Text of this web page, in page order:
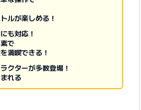
ルが楽しめる！
も対応！
で
満喫できる！
クターが多数登場！
れる